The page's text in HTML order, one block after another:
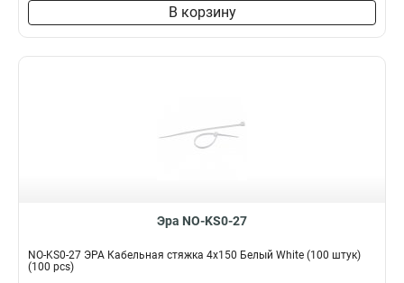
В корзину
Эра NO-KS0-27
NO-KS0-27 ЭРА Кабельная стяжка 4х150 Белый White (100 штук)
(100 pcs)